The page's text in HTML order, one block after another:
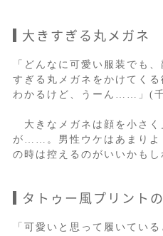
大きすぎる丸メガネ
「どんなに可愛い服装でも
すぎる丸メガネをかけてく
わかるけど、うーん……」(
大きなメガネは顔を小さく
が……。男性ウケはあまりよ
の時は控えるのがいいかもし
タトゥー風プリント
「可愛いと思って履いてい